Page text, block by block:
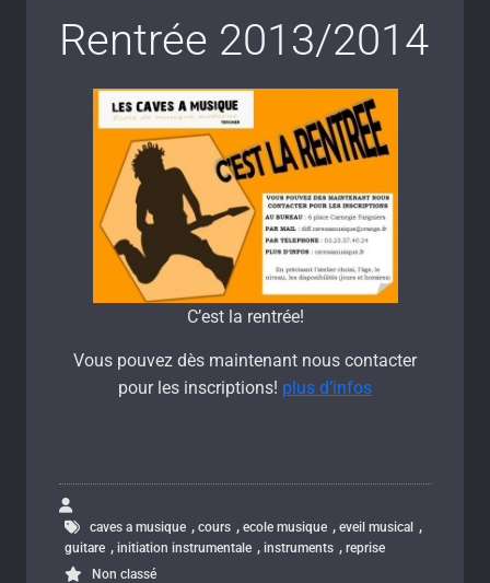
Rentrée 2013/2014
C’est la rentrée!
Vous pouvez dès maintenant nous contacter
pour les inscriptions! plus d’infos
caves a musique , cours , ecole musique , eveil musical ,
guitare , initiation instrumentale , instruments , reprise
Non classé